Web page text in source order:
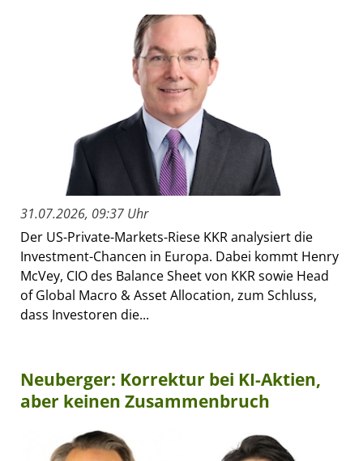
31.07.2026, 09:37 Uhr
Der US-Private-Markets-Riese KKR analysiert die
Investment-Chancen in Europa. Dabei kommt Henry
McVey, CIO des Balance Sheet von KKR sowie Head
of Global Macro & Asset Allocation, zum Schluss,
dass Investoren die...
Neuberger: Korrektur bei KI-Aktien,
aber keinen Zusammenbruch